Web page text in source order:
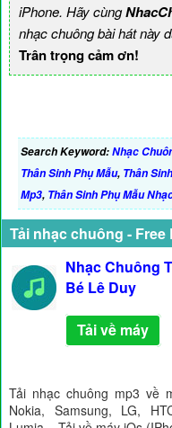
iPhone. Hãy cùng
nhạc chuông bài hát này
Trân trọng cảm ơn!
Search Keyword:Nhạc
Thân Sinh Phụ Mẫu, Thân
Mp3, Thân Sinh Phụ Mẫu
Tải nhạc chuông - Free
Nhạc Chuông
Bé Lê Duy
Tải về máy
Tải nhạc chuông mp3 về
Nokia, Samsung, LG,